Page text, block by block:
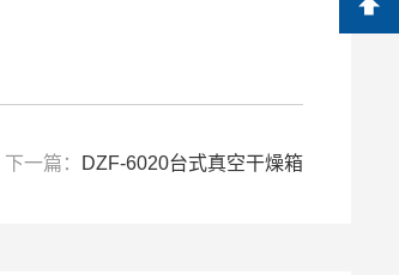
下一篇： DZF-6020台式真空干燥箱